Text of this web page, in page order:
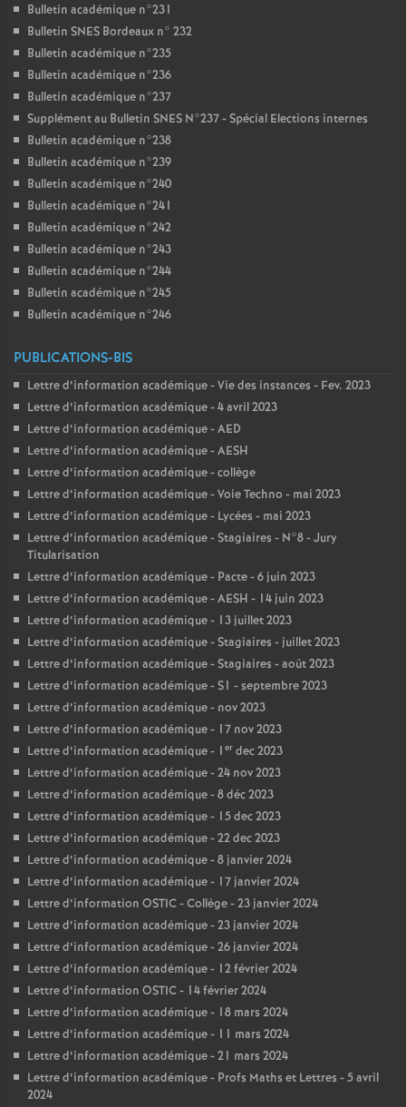
Bulletin académique n°231
Bulletin SNES Bordeaux n° 232
Bulletin académique n°235
Bulletin académique n°236
Bulletin académique n°237
Supplément au Bulletin SNES N°237 - Spécial Elections internes
Bulletin académique n°238
Bulletin académique n°239
Bulletin académique n°240
Bulletin académique n°241
Bulletin académique n°242
Bulletin académique n°243
Bulletin académique n°244
Bulletin académique n°245
Bulletin académique n°246
PUBLICATIONS-BIS
Lettre d’information académique - Vie des instances - Fev. 2023
Lettre d’information académique - 4 avril 2023
Lettre d’information académique - AED
Lettre d’information académique - AESH
Lettre d’information académique - collège
Lettre d’information académique - Voie Techno - mai 2023
Lettre d’information académique - Lycées - mai 2023
Lettre d’information académique - Stagiaires - N°8 - Jury
Titularisation
Lettre d’information académique - Pacte - 6 juin 2023
Lettre d’information académique - AESH - 14 juin 2023
Lettre d’information académique - 13 juillet 2023
Lettre d’information académique - Stagiaires - juillet 2023
Lettre d’information académique - Stagiaires - août 2023
Lettre d’information académique - S1 - septembre 2023
Lettre d’information académique - nov 2023
Lettre d’information académique - 17 nov 2023
Lettre d’information académique - 1 er dec 2023
Lettre d’information académique - 24 nov 2023
Lettre d’information académique - 8 déc 2023
Lettre d’information académique - 15 dec 2023
Lettre d’information académique - 22 dec 2023
Lettre d’information académique - 8 janvier 2024
Lettre d’information académique - 17 janvier 2024
Lettre d’information OSTIC - Collège - 23 janvier 2024
Lettre d’information académique - 23 janvier 2024
Lettre d’information académique - 26 janvier 2024
Lettre d’information académique - 12 février 2024
Lettre d’information OSTIC - 14 février 2024
Lettre d’information académique - 18 mars 2024
Lettre d’information académique - 11 mars 2024
Lettre d’information académique - 21 mars 2024
Lettre d’information académique - Profs Maths et Lettres - 5 avril
2024